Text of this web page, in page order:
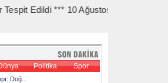
*** 10 Ağustos’ta Gelibolu